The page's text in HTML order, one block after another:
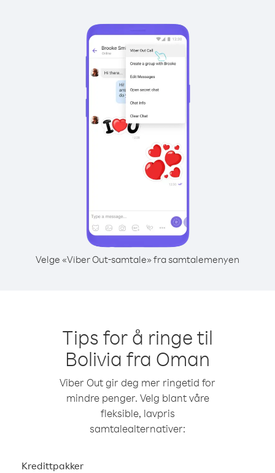
Velge «Viber Out-samtale» fra samtalemenyen
Tips for å ringe til
Bolivia fra Oman
Viber Out gir deg mer ringetid for
mindre penger. Velg blant våre
fleksible, lavpris
samtalealternativer:
Kredittpakker